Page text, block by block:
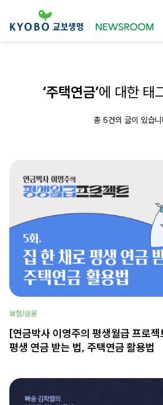
‘주택연금’에 대한 태
총 5건의 글이 있습니
보험/금융
[연금박사 이영주의 평생월급 프로
평생 연금 받는 법, 주택연금 활용법